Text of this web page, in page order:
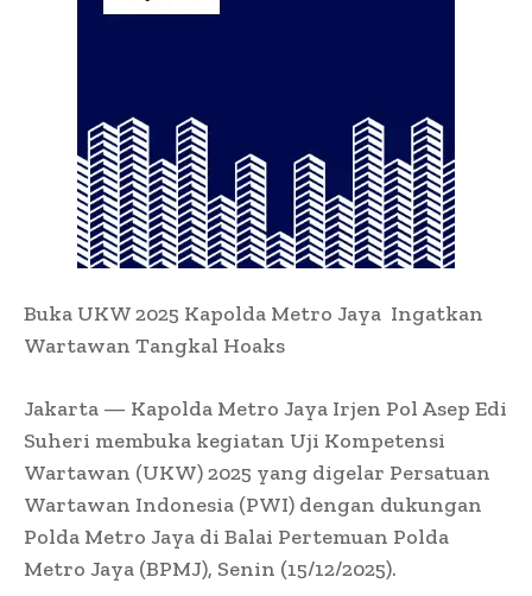
Buka UKW 2025 Kapolda Metro Jaya Ingatkan
Wartawan Tangkal Hoaks
Jakarta — Kapolda Metro Jaya Irjen Pol Asep Edi
Suheri membuka kegiatan Uji Kompetensi
Wartawan (UKW) 2025 yang digelar Persatuan
Wartawan Indonesia (PWI) dengan dukungan
Polda Metro Jaya di Balai Pertemuan Polda
Metro Jaya (BPMJ), Senin (15/12/2025).